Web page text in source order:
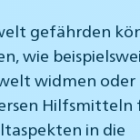
gefährden
wie
widmen oder
Hilfsmitteln
in die